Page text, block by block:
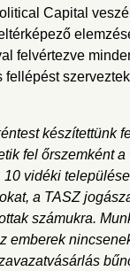
Capital
felvértezve
fellépést
készítettünk
fel őrszemként a
10 vidéki
a TASZ
számukra.
emberek